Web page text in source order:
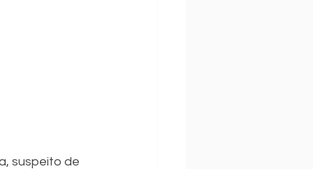
suspeito de